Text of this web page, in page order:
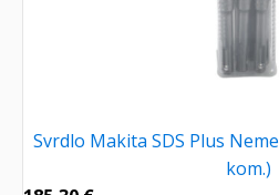
Svrdlo Makita SDS Plus
kom.)